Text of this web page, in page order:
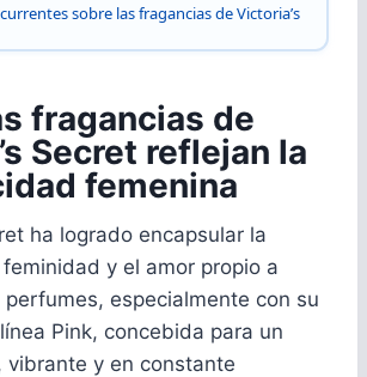
sobre las fragancias de Victoria’s
fragancias de
Secret reflejan la
femenina
ha logrado encapsular la
y el amor propio a
especialmente con su
Pink, concebida para un
vibrante y en constante